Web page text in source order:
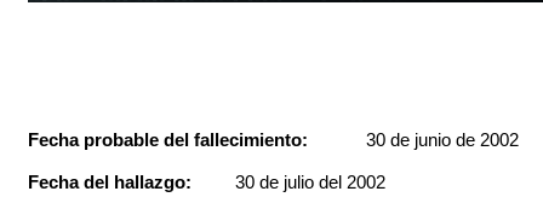
Fecha probable del fallecimiento: 30 de junio de 2002
Fecha del hallazgo: 30 de julio del 2002